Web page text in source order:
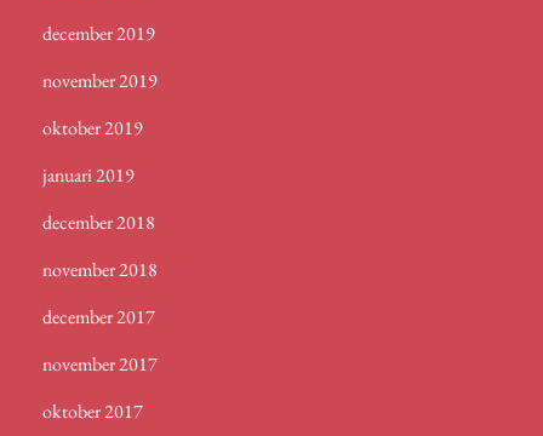
december 2019
november 2019
oktober 2019
januari 2019
december 2018
november 2018
december 2017
november 2017
oktober 2017